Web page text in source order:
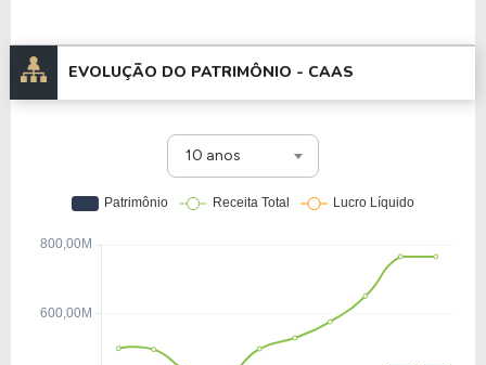
EVOLUÇÃO DO PATRIMÔNIO - CAAS
10 anos